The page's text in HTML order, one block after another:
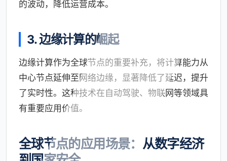
的波动，降低运营成本。
3. 边缘计算的崛起
边缘计算作为全球节点的重要补充，将计算能力从
中心节点延伸至网络边缘，显著降低了延迟，提升
了实时性。这种技术在自动驾驶、物联网等领域具
有重要应用价值。
全球节点的应用场景：从数字经济